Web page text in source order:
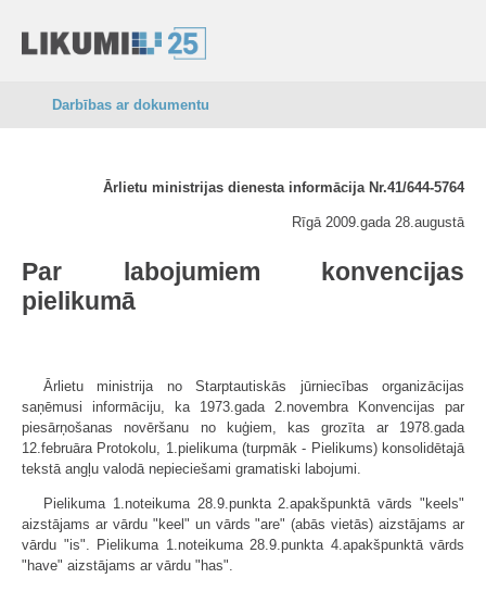
Darbības ar dokumentu
Ārlietu ministrijas dienesta informācija Nr.41/644-5764
Rīgā 2009.gada 28.augustā
Par labojumiem konvencijas
pielikumā
Ārlietu ministrija no Starptautiskās jūrniecības organizācijas
saņēmusi informāciju, ka 1973.gada 2.novembra Konvencijas par
piesārņošanas novēršanu no kuģiem, kas grozīta ar 1978.gada
12.februāra Protokolu, 1.pielikuma (turpmāk - Pielikums) konsolidētajā
tekstā angļu valodā nepieciešami gramatiski labojumi.
Pielikuma 1.noteikuma 28.9.punkta 2.apakšpunktā vārds "keels"
aizstājams ar vārdu "keel" un vārds "are" (abās vietās) aizstājams ar
vārdu "is". Pielikuma 1.noteikuma 28.9.punkta 4.apakšpunktā vārds
"have" aizstājams ar vārdu "has".